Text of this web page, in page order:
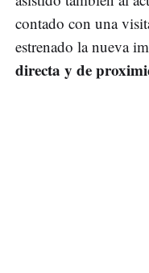
contado con una
estrenado la nueva
directa y de